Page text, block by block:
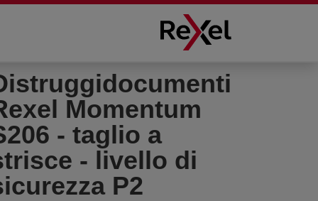
Momentum
- taglio a
- livello di
P2